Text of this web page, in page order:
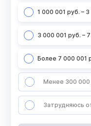
1 000 001 руб. –
3 000 001 руб. –
Более 7 000 001
Менее 300 000
Затрудняюсь